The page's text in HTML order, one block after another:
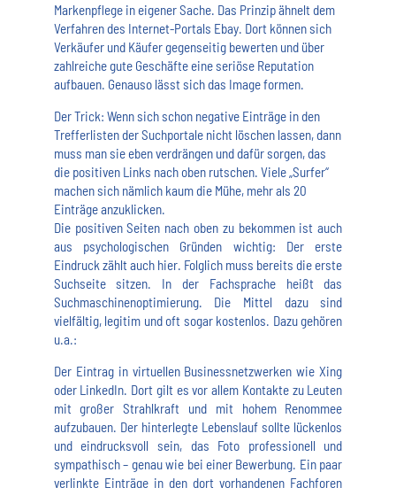
Markenpflege in eigener Sache. Das Prinzip ähnelt dem
Verfahren des Internet-Portals Ebay. Dort können sich
Verkäufer und Käufer gegenseitig bewerten und über
zahlreiche gute Geschäfte eine seriöse Reputation
aufbauen. Genauso lässt sich das Image formen.
Der Trick: Wenn sich schon negative Einträge in den
Trefferlisten der Suchportale nicht löschen lassen, dann
muss man sie eben verdrängen und dafür sorgen, das
die positiven Links nach oben rutschen. Viele „Surfer“
machen sich nämlich kaum die Mühe, mehr als 20
Einträge anzuklicken.
Die positiven Seiten nach oben zu bekommen ist auch
aus psychologischen Gründen wichtig: Der erste
Eindruck zählt auch hier. Folglich muss bereits die erste
Suchseite sitzen. In der Fachsprache heißt das
Suchmaschinenoptimierung. Die Mittel dazu sind
vielfältig, legitim und oft sogar kostenlos. Dazu gehören
u.a.:
Der Eintrag in virtuellen Businessnetzwerken wie Xing
oder LinkedIn. Dort gilt es vor allem Kontakte zu Leuten
mit großer Strahlkraft und mit hohem Renommee
aufzubauen. Der hinterlegte Lebenslauf sollte lückenlos
und eindrucksvoll sein, das Foto professionell und
sympathisch – genau wie bei einer Bewerbung. Ein paar
verlinkte Einträge in den dort vorhandenen Fachforen